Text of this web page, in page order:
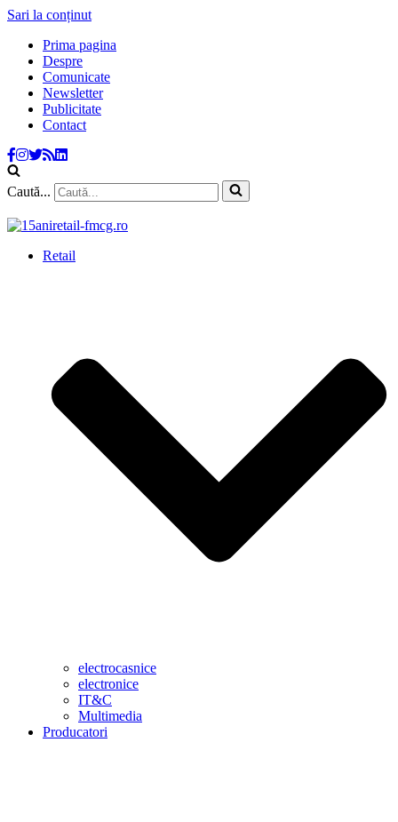
Sari la conținut
Prima pagina
Despre
Comunicate
Newsletter
Publicitate
Contact
Caută...
Retail
electrocasnice
electronice
IT&C
Multimedia
Producatori